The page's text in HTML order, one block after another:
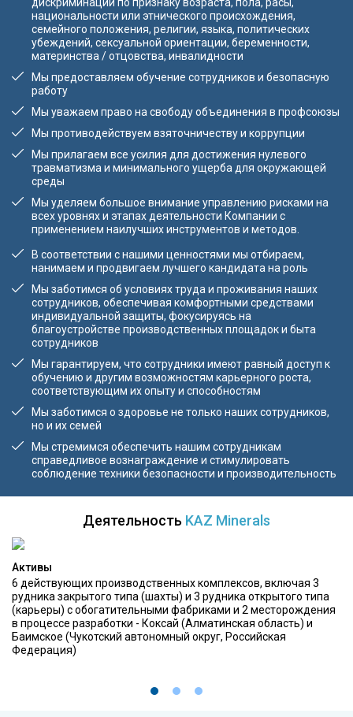
национальности или этнического происхождения,
семейного положения, религии, языка, политических
убеждений, сексуальной ориентации, беременности,
материнства / отцовства, инвалидности
Мы предоставляем обучение сотрудников и безопасную
работу
Мы уважаем право на свободу объединения в профсоюзы
Мы противодействуем взяточничеству и коррупции
Мы прилагаем все усилия для достижения нулевого
травматизма и минимального ущерба для окружающей
среды
Мы уделяем большое внимание управлению рисками на
всех уровнях и этапах деятельности Компании с
применением наилучших инструментов и методов.
В соответствии с нашими ценностями мы отбираем,
нанимаем и продвигаем лучшего кандидата на роль
Мы заботимся об условиях труда и проживания наших
сотрудников, обеспечивая комфортными средствами
индивидуальной защиты, фокусируясь на
благоустройстве производственных площадок и быта
сотрудников
Мы гарантируем, что сотрудники имеют равный доступ к
обучению и другим возможностям карьерного роста,
соответствующим их опыту и способностям
Мы заботимся о здоровье не только наших сотрудников,
но и их семей
Мы стремимся обеспечить нашим сотрудникам
справедливое вознаграждение и стимулировать
соблюдение техники безопасности и производительность
Деятельность KAZ Minerals
Активы
6 действующих производственных комплексов, включая 3
рудника закрытого типа (шахты) и 3 рудника открытого типа
(карьеры) с обогатительными фабриками и 2 месторождения
в процессе разработки - Коксай (Алматинская область) и
Баимское (Чукотский автономный округ, Российская
Федерация)